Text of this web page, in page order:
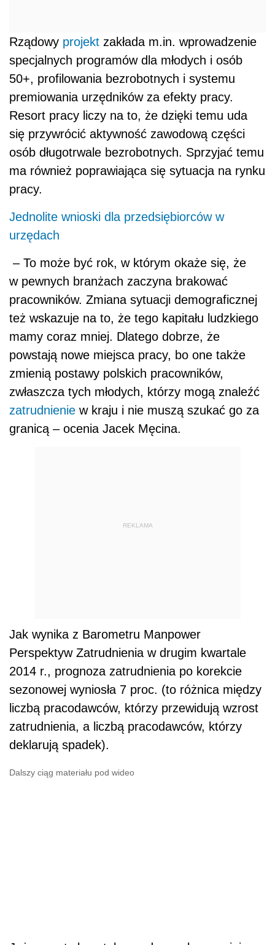
Rządowy projekt zakłada m.in. wprowadzenie
specjalnych programów dla młodych i osób
50+, profilowania bezrobotnych i systemu
premiowania urzędników za efekty pracy.
Resort pracy liczy na to, że dzięki temu uda
się przywrócić aktywność zawodową części
osób długotrwale bezrobotnych. Sprzyjać temu
ma również poprawiająca się sytuacja na rynku
pracy.
Jednolite wnioski dla przedsiębiorców w
urzędach
– To może być rok, w którym okaże się, że
w pewnych branżach zaczyna brakować
pracowników. Zmiana sytuacji demograficznej
też wskazuje na to, że tego kapitału ludzkiego
mamy coraz mniej. Dlatego dobrze, że
powstają nowe miejsca pracy, bo one także
zmienią postawy polskich pracowników,
zwłaszcza tych młodych, którzy mogą znaleźć
zatrudnienie w kraju i nie muszą szukać go za
granicą – ocenia Jacek Męcina.
REKLAMA
Jak wynika z Barometru Manpower
Perspektyw Zatrudnienia w drugim kwartale
2014 r., prognoza zatrudnienia po korekcie
sezonowej wyniosła 7 proc. (to różnica między
liczbą pracodawców, którzy przewidują wzrost
zatrudnienia, a liczbą pracodawców, którzy
deklarują spadek).
Dalszy ciąg materiału pod wideo